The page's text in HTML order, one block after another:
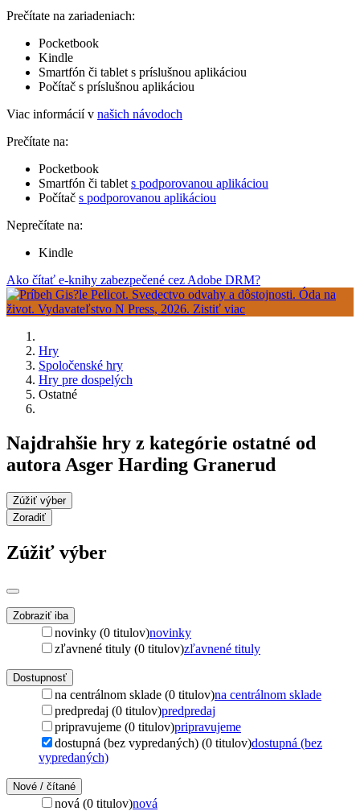
Prečítate na zariadeniach:
Pocketbook
Kindle
Smartfón či tablet s príslušnou aplikáciou
Počítač s príslušnou aplikáciou
Viac informácií v našich návodoch
Prečítate na:
Pocketbook
Smartfón či tablet s podporovanou aplikáciou
Počítač s podporovanou aplikáciou
Neprečítate na:
Kindle
Ako čítať e-knihy zabezpečené cez Adobe DRM?
Hry
Spoločenské hry
Hry pre dospelých
Ostatné
Najdrahšie hry z kategórie ostatné od
autora Asger Harding Granerud
Zúžiť výber
Zoradiť
Zúžiť výber
Zobraziť iba
novinky (0 titulov)novinky
zľavnené tituly (0 titulov)zľavnené tituly
Dostupnosť
na centrálnom sklade (0 titulov)na centrálnom sklade
predpredaj (0 titulov)predpredaj
pripravujeme (0 titulov)pripravujeme
dostupná (bez vypredaných) (0 titulov)dostupná (bez
vypredaných)
Nové / čítané
nová (0 titulov)nová